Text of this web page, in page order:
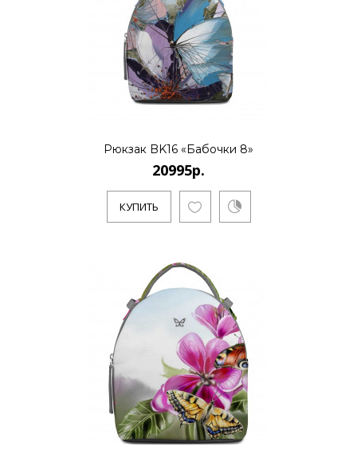
Рюкзак BK16 «Бабочки 8»
20995р.
КУПИТЬ